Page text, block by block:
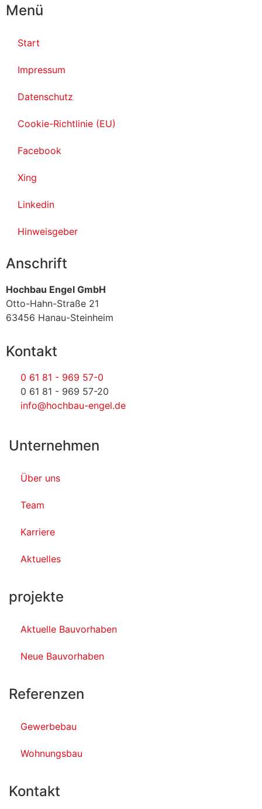
Menü
Start
Impressum
Datenschutz
Cookie-Richtlinie (EU)
Facebook
Xing
Linkedin
Hinweisgeber
Anschrift
Hochbau Engel GmbH
Otto-Hahn-Straße 21
63456 Hanau-Steinheim
Kontakt
0 61 81 - 969 57-0
0 61 81 - 969 57-20
info@hochbau-engel.de
Unternehmen
Über uns
Team
Karriere
Aktuelles
projekte
Aktuelle Bauvorhaben
Neue Bauvorhaben
Referenzen
Gewerbebau
Wohnungsbau
Kontakt